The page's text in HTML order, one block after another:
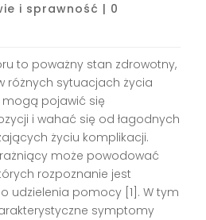
i sprawność | 0
to poważny stan zdrowotny,
różnych sytuacjach życia
pojawić się
i wahać się od łagodnych
życiu komplikacji.
może powodować
rozpoznanie jest
udzielenia pomocy [1]. W tym
symptomy